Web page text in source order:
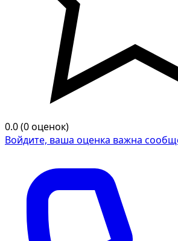
0.0 (0 оценок)
Войдите, ваша оценка важна